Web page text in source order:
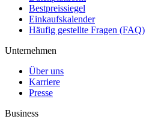
Bestpreissiegel
Einkaufskalender
Häufig gestellte Fragen (FAQ)
Unternehmen
Über uns
Karriere
Presse
Business